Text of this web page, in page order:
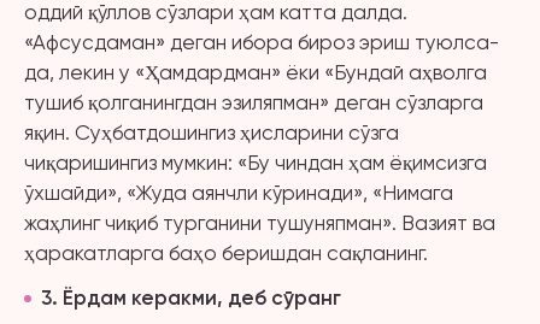
оддий қўллов сўзлари ҳам катта далда.
«Афсусдаман» деган ибора бироз эриш туюлса-
да, лекин у «Ҳамдардман» ёки «Бундай аҳволга
тушиб қолганингдан эзиляпман» деган сўзларга
яқин. Суҳбатдошингиз ҳисларини сўзга
чиқаришингиз мумкин: «Бу чиндан ҳам ёқимсизга
ўхшайди», «Жуда аянчли кўринади», «Нимага
жаҳлинг чиқиб турганини тушуняпман». Вазият ва
ҳаракатларга баҳо беришдан сақланинг.
3. Ёрдам керакми, деб сўранг